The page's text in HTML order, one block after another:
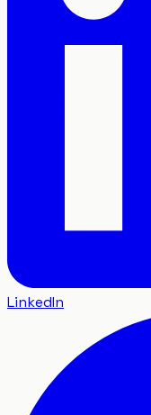
LinkedIn